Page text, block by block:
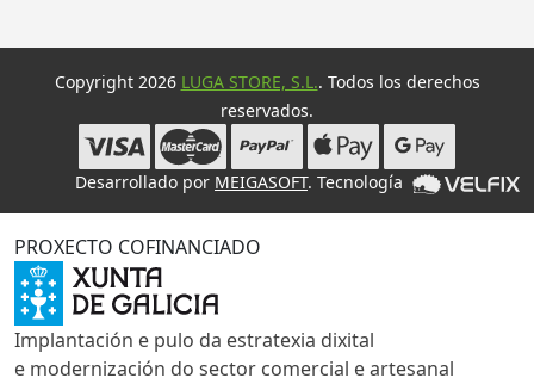
Copyright 2026 LUGA STORE, S.L.. Todos los derechos
reservados.
Desarrollado por MEIGASOFT. Tecnología
PROXECTO COFINANCIADO
Implantación e pulo da estratexia dixital
e modernización do sector comercial e artesanal